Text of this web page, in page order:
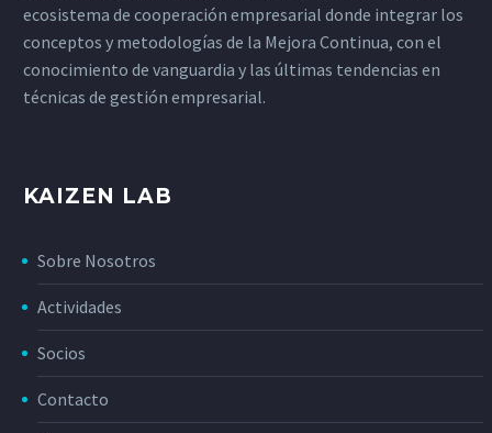
ecosistema de cooperación empresarial donde integrar los
conceptos y metodologías de la Mejora Continua, con el
conocimiento de vanguardia y las últimas tendencias en
técnicas de gestión empresarial.
KAIZEN LAB
Sobre Nosotros
Actividades
Socios
Contacto